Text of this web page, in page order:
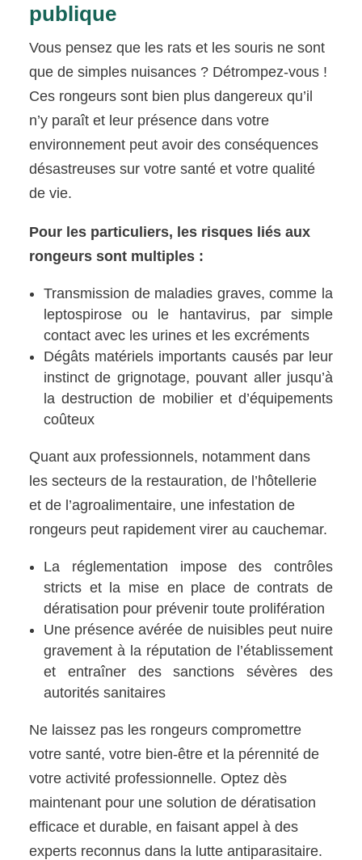
publique
Vous pensez que les rats et les souris ne sont
que de simples nuisances ? Détrompez-vous !
Ces rongeurs sont bien plus dangereux qu’il
n’y paraît et leur présence dans votre
environnement peut avoir des conséquences
désastreuses sur votre santé et votre qualité
de vie.
Pour les particuliers, les risques liés aux
rongeurs sont multiples :
Transmission de maladies graves, comme la
leptospirose ou le hantavirus, par simple
contact avec les urines et les excréments
Dégâts matériels importants causés par leur
instinct de grignotage, pouvant aller jusqu’à
la destruction de mobilier et d’équipements
coûteux
Quant aux professionnels, notamment dans
les secteurs de la restauration, de l’hôtellerie
et de l’agroalimentaire, une infestation de
rongeurs peut rapidement virer au cauchemar.
La réglementation impose des contrôles
stricts et la mise en place de contrats de
dératisation pour prévenir toute prolifération
Une présence avérée de nuisibles peut nuire
gravement à la réputation de l’établissement
et entraîner des sanctions sévères des
autorités sanitaires
Ne laissez pas les rongeurs compromettre
votre santé, votre bien-être et la pérennité de
votre activité professionnelle. Optez dès
maintenant pour une solution de dératisation
efficace et durable, en faisant appel à des
experts reconnus dans la lutte antiparasitaire.